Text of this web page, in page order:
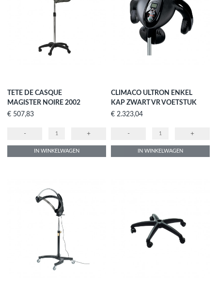
TETE DE CASQUE
MAGISTER NOIRE 2002
Prijs
€ 507,83
- +
IN WINKELWAGEN
CLIMACO ULTRON ENKEL
KAP ZWART VR VOETSTUK
Prijs
€ 2.323,04
- +
IN WINKELWAGEN